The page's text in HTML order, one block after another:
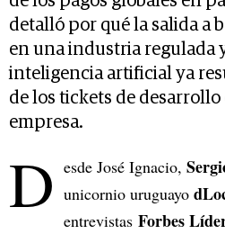
detalló por qué la salida a
en una industria regulada
inteligencia artificial ya
de los tickets de
empresa.
D esde José Ignacio,
unicornio uruguayo
entrevistas Forbes